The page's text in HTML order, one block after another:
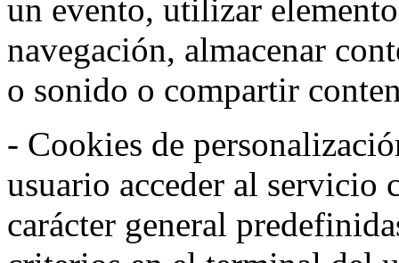
un evento, utilizar
navegación, almacenar
o sonido o compartir
- Cookies de
usuario acceder al servicio
carácter general